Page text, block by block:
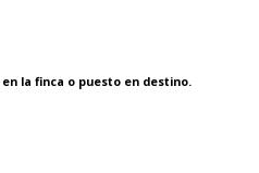
la finca o puesto en destino.